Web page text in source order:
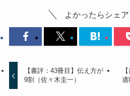
よかったらシェア
【書評：43冊目】伝え方が
9割（佐々木圭一）
適